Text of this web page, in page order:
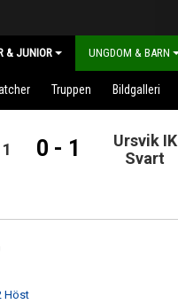
& JUNIOR UNGDOM & BARN
Truppen Bildgalleri
0 - 1
Ursvik IK
Svart
Höst